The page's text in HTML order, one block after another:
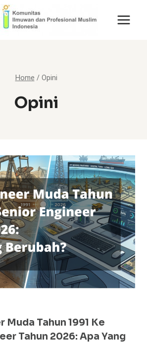
Home / Opini
Opini
Muda Tahun 1991 Ke
Tahun 2026: Apa Yang